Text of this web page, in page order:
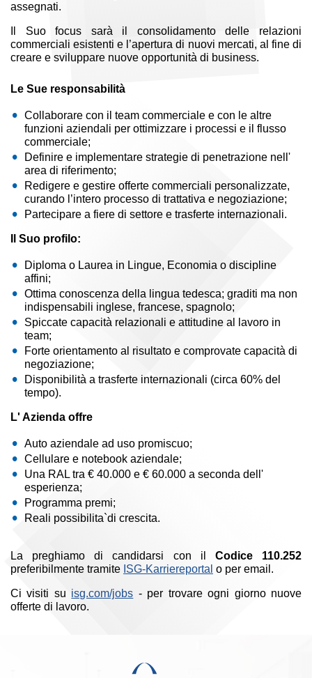
assegnati.
Il Suo focus sarà il consolidamento delle relazioni
commerciali esistenti e l’apertura di nuovi mercati, al fine di
creare e sviluppare nuove opportunità di business.
Le Sue responsabilità
Collaborare con il team commerciale e con le altre
funzioni aziendali per ottimizzare i processi e il flusso
commerciale;
Definire e implementare strategie di penetrazione nell'
area di riferimento;
Redigere e gestire offerte commerciali personalizzate,
curando l’intero processo di trattativa e negoziazione;
Partecipare a fiere di settore e trasferte internazionali.
Il Suo profilo:
Diploma o Laurea in Lingue, Economia o discipline
affini;
Ottima conoscenza della lingua tedesca; graditi ma non
indispensabili inglese, francese, spagnolo;
Spiccate capacità relazionali e attitudine al lavoro in
team;
Forte orientamento al risultato e comprovate capacità di
negoziazione;
Disponibilità a trasferte internazionali (circa 60% del
tempo).
L' Azienda offre
Auto aziendale ad uso promiscuo;
Cellulare e notebook aziendale;
Una RAL tra € 40.000 e € 60.000 a seconda dell'
esperienza;
Programma premi;
Reali possibilita`di crescita.
La preghiamo di candidarsi con il Codice 110.252
preferibilmente tramite ISG-Karriereportal o per email.
Ci visiti su isg.com/jobs - per trovare ogni giorno nuove
offerte di lavoro.